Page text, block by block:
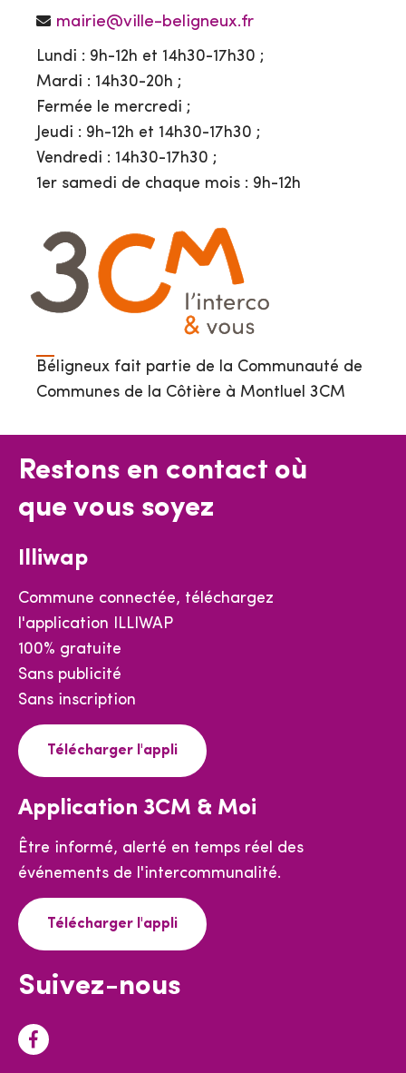
mairie@ville-beligneux.fr
Lundi : 9h-12h et 14h30-17h30 ;
Mardi : 14h30-20h ;
Fermée le mercredi ;
Jeudi : 9h-12h et 14h30-17h30 ;
Vendredi : 14h30-17h30 ;
1er samedi de chaque mois : 9h-12h
Béligneux fait partie de la Communauté de
Communes de la Côtière à Montluel 3CM
Restons en contact où
que vous soyez
Illiwap
Commune connectée, téléchargez
l'application ILLIWAP
100% gratuite
Sans publicité
Sans inscription
Télécharger l'appli
Application 3CM & Moi
Être informé, alerté en temps réel des
événements de l'intercommunalité.
Télécharger l'appli
Suivez-nous
F